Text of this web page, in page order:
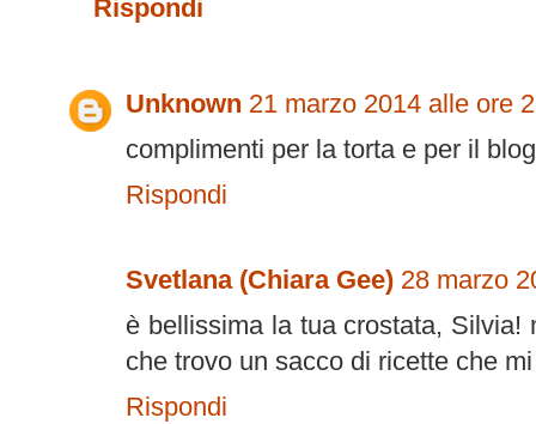
Rispondi
Unknown 21 marzo 2014 alle ore
complimenti per la torta e per il
Rispondi
Svetlana (Chiara Gee) 28 marzo
è bellissima la tua crostata,
che trovo un sacco di ricette che
Rispondi